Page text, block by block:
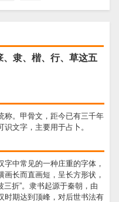
、隶、楷、行、草这五
称。甲骨文，距今已有三千年
文字，主要用于占卜。
字中常见的一种庄重的字体，
画长而直画短，呈长方形状，
三折”。隶书起源于秦朝，由
时期达到顶峰，对后世书法有